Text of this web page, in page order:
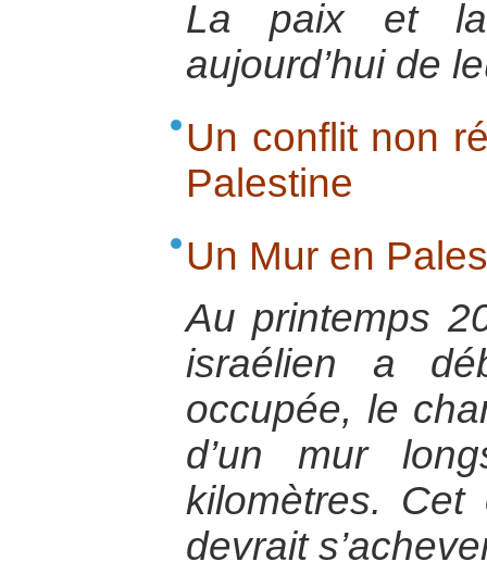
La paix et la
aujourd’hui de
Un conflit non
Palestine
Un Mur en
Au printemps
israélien a
occupée, le
d’un mur
kilomètres. Cet
devrait